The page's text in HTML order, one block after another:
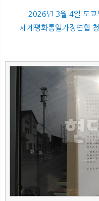
2026년 3월 4일 도쿄
세계평화통일가정연합